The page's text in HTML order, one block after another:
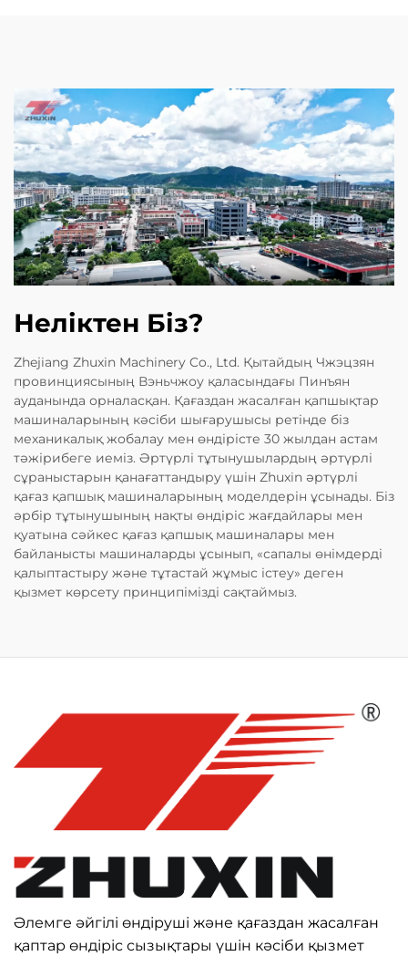
Неліктен Біз?
Zhejiang Zhuxin Machinery Co., Ltd. Қытайдың Чжэцзян
провинциясының Вэньчжоу қаласындағы Пинъян
ауданында орналасқан. Қағаздан жасалған қапшықтар
машиналарының кәсіби шығарушысы ретінде біз
механикалық жобалау мен өндірісте 30 жылдан астам
тәжірибеге иеміз. Әртүрлі тұтынушылардың әртүрлі
сұраныстарын қанағаттандыру үшін Zhuxin әртүрлі
қағаз қапшық машиналарының моделдерін ұсынады. Біз
әрбір тұтынушының нақты өндіріс жағдайлары мен
қуатына сәйкес қағаз қапшық машиналары мен
байланысты машиналарды ұсынып, «сапалы өнімдерді
қалыптастыру және тұтастай жұмыс істеу» деген
қызмет көрсету принципімізді сақтаймыз.
Әлемге әйгілі өндіруші және қағаздан жасалған
қаптар өндіріс сызықтары үшін кәсіби қызмет